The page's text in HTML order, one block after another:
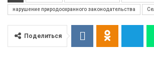
нарушение природоохранного законодательства
Поделиться